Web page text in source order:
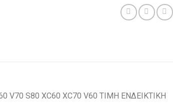
V70 S80 XC60 XC70 V60 ΤΙΜΗ ΕΝΔΕΙΚΤΙΚΗ